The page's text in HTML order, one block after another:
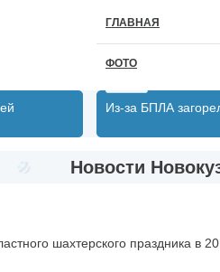
ГЛАВНАЯ
ФОТО
Из-за БПЛА
Новости
шахтерского праздника в